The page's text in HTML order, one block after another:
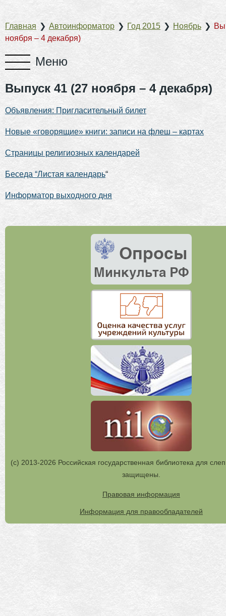
Главная ❯ Автоинформатор ❯ Год 2015 ❯ Ноябрь ❯
ноября – 4 декабря)
Выпуск 41 (27 ноября – 4 декабря)
Объявления: Пригласительный билет
Новые «говорящие» книги: записи на флеш – картах
Страницы религиозных календарей
Беседа “Листая календарь“
Информатор выходного дня
(с) 2013-2026 Российская государственная библиотека для
защищены.
Правовая информация
Информация для правообладателей